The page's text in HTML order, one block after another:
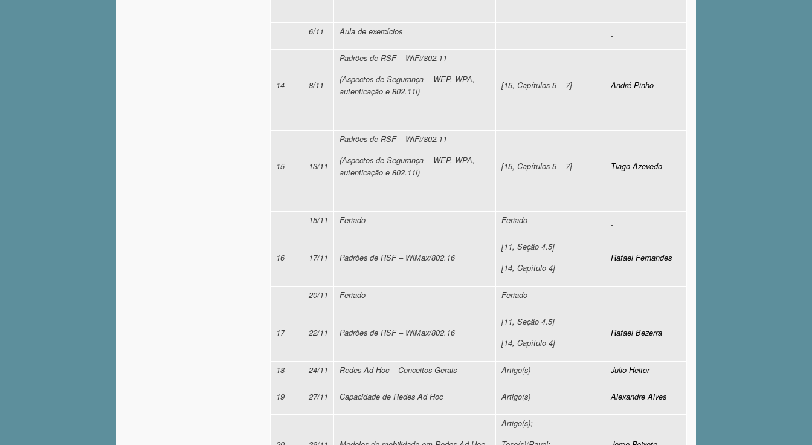
6/11 Aula de exercícios -
14 8/11
Padrões de RSF – WiFi/802.11
(Aspectos de Segurança -- WEP, WPA,
autenticação e 802.11i)
[15, Capítulos 5 – 7] André Pinho
15 13/11
Padrões de RSF – WiFi/802.11
(Aspectos de Segurança -- WEP, WPA,
autenticação e 802.11i)
[15, Capítulos 5 – 7] Tiago Azevedo
15/11 Feriado Feriado -
16 17/11 Padrões de RSF – WiMax/802.16
[11, Seção 4.5]
[14, Capítulo 4]
Rafael Fernandes
20/11 Feriado Feriado -
17 22/11 Padrões de RSF – WiMax/802.16
[11, Seção 4.5]
[14, Capítulo 4]
Rafael Bezerra
18 24/11 Redes Ad Hoc – Conceitos Gerais Artigo(s) Julio Heitor
19 27/11 Capacidade de Redes Ad Hoc Artigo(s) Alexandre Alves
Artigo(s);